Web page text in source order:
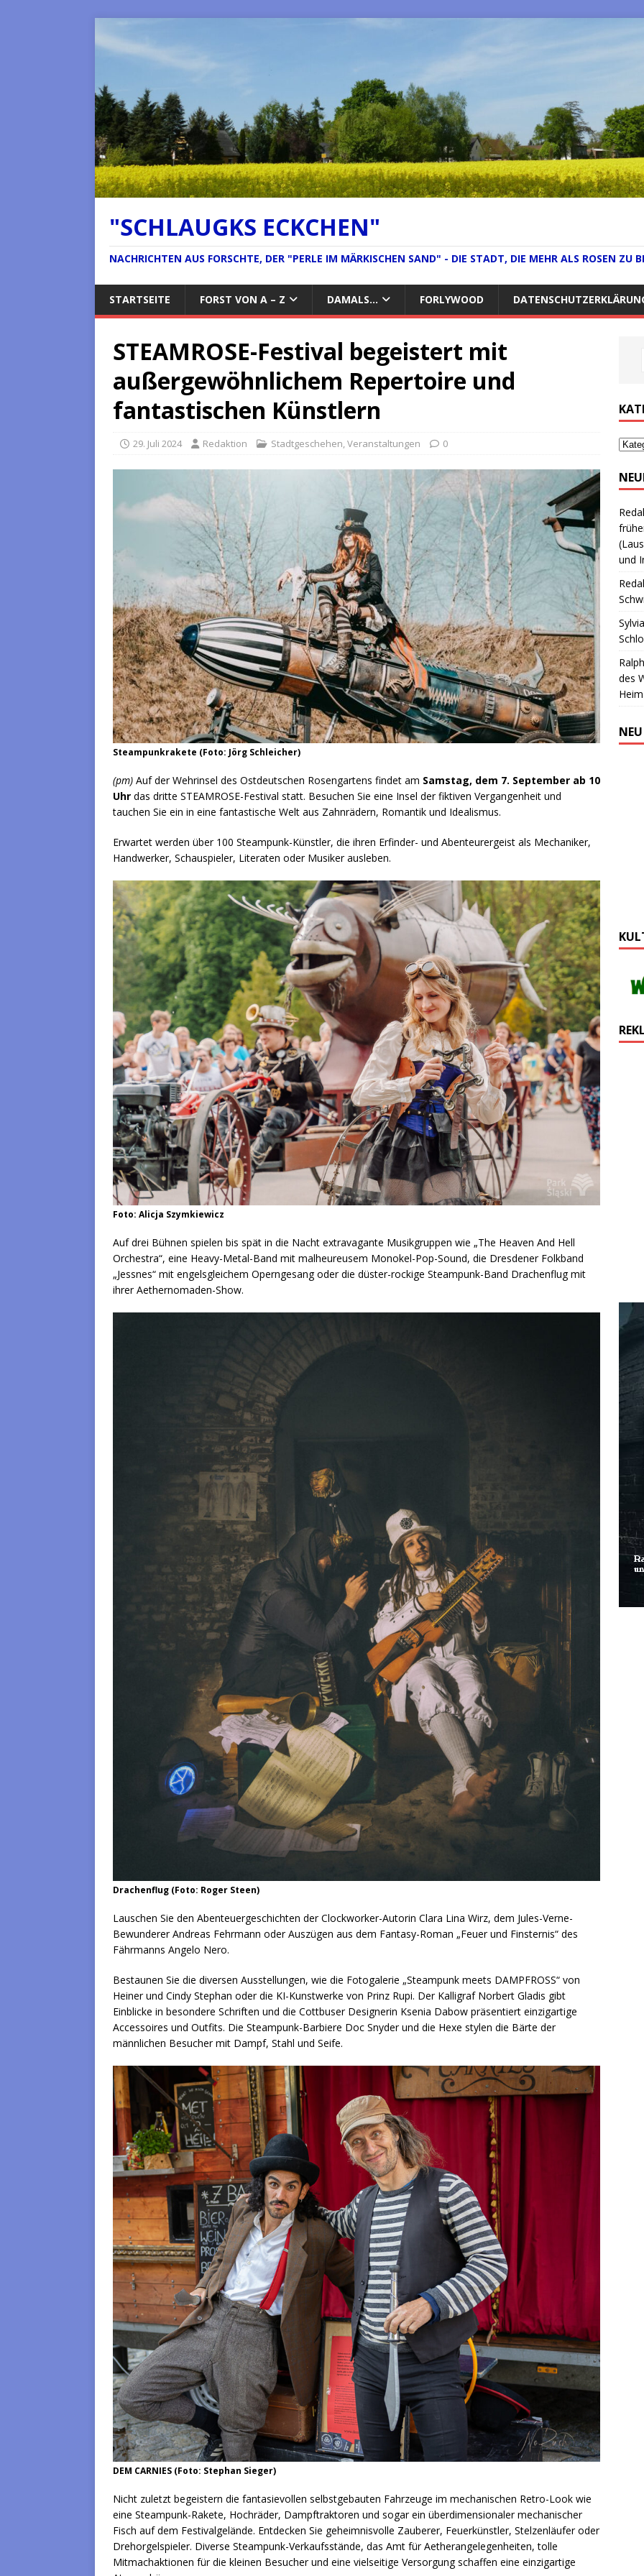
"SCHLAUGKS ECKCHEN"
NACHRICHTEN AUS FORSCHTE, DER "PERLE IM MÄRKISCHEN SAND" - DIE STADT, DIE MEHR ALS ROSEN ZU
STARTSEITE FORST VON A – Z DAMALS… FORLYWOOD
STEAMROSE-Festival begeistert mit
außergewöhnlichem Repertoire und
fantastischen Künstlern
29. Juli 2024 Redaktion Stadtgeschehen,Veranstaltungen 0
Steampunkrakete (Foto: Jörg Schleicher)
(pm) Auf der Wehrinsel des Ostdeutschen Rosengartens findet am Samstag, dem 7. September ab 10
Uhr das dritte STEAMROSE-Festival statt. Besuchen Sie eine Insel der fiktiven Vergangenheit und
tauchen Sie ein in eine fantastische Welt aus Zahnrädern, Romantik und Idealismus.
Erwartet werden über 100 Steampunk-Künstler, die ihren Erfinder- und Abenteurergeist als Mechaniker,
Handwerker, Schauspieler, Literaten oder Musiker ausleben.
Foto: Alicja Szymkiewicz
Auf drei Bühnen spielen bis spät in die Nacht extravagante Musikgruppen wie „The Heaven And Hell
Orchestra“, eine Heavy-Metal-Band mit malheureusem Monokel-Pop-Sound, die Dresdener Folkband
„Jessnes“ mit engelsgleichem Operngesang oder die düster-rockige Steampunk-Band Drachenflug mit
ihrer Aethernomaden-Show.
Drachenflug (Foto: Roger Steen)
Lauschen Sie den Abenteuergeschichten der Clockworker-Autorin Clara Lina Wirz, dem Jules-Verne-
Bewunderer Andreas Fehrmann oder Auszügen aus dem Fantasy-Roman „Feuer und Finsternis“ des
Fährmanns Angelo Nero.
Bestaunen Sie die diversen Ausstellungen, wie die Fotogalerie „Steampunk meets DAMPFROSS“ von
Heiner und Cindy Stephan oder die KI-Kunstwerke von Prinz Rupi. Der Kalligraf Norbert Gladis gibt
Einblicke in besondere Schriften und die Cottbuser Designerin Ksenia Dabow präsentiert einzigartige
Accessoires und Outfits. Die Steampunk-Barbiere Doc Snyder und die Hexe stylen die Bärte der
männlichen Besucher mit Dampf, Stahl und Seife.
DEM CARNIES (Foto: Stephan Sieger)
Nicht zuletzt begeistern die fantasievollen selbstgebauten Fahrzeuge im mechanischen Retro-Look wie
eine Steampunk-Rakete, Hochräder, Dampftraktoren und sogar ein überdimensionaler mechanischer
Fisch auf dem Festivalgelände. Entdecken Sie geheimnisvolle Zauberer, Feuerkünstler, Stelzenläufer oder
Drehorgelspieler. Diverse Steampunk-Verkaufsstände, das Amt für Aetherangelegenheiten, tolle
Mitmachaktionen für die kleinen Besucher und eine vielseitige Versorgung schaffen eine einzigartige
und
Sylvia
des